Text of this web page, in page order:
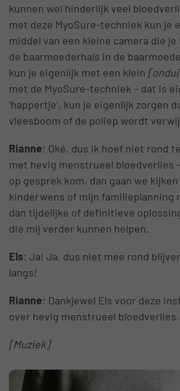
kunnen wel hinderlijk veel
met deze MyoSure-techniek kun je
middel van een kleine camera die je
de baarmoederhals in de
kun je eigenlijk met een klein
met de MyoSure-techniek – dat is
‘happertje’, kun je eigenlijk zorgen
vleesboom of de poliep wordt
Rianne: Oké, dus ik hoef niet rond
met hevig menstrueel bloedverlies
op gesprek kom, dan gaan we
kinderwens of mijn familieplanning
dan tijdelijke of definitieve
die mij verder kunnen helpen.
Els: Ja! Ja, dus niet mee rond
langs!
Rianne: Dankjewel Els voor deze
over hevig menstrueel bloedverlies.
[Muziek]